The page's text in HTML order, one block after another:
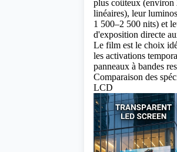
plus coûteux (environ
linéaires), leur
1 500–2 500 nits) et
d'exposition directe
Le film est le choix
les activations
panneaux à bandes
Comparaison des
LCD